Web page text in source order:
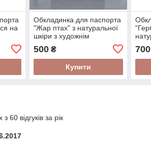
на
Обкладинка для паспорта
"Жар птах" з натуральної
шкіри з художнім
500₴
Купити
700
60 відгуків за рік